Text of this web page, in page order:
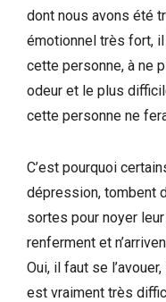
dont nous avons été
émotionnel très fort, il
cette personne, à ne
odeur et le plus
cette personne ne
C’est pourquoi
dépression, tombent
sortes pour noyer
renferment et
Oui, il faut se
est vraiment très